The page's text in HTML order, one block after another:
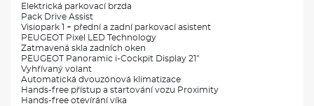
Elektrická parkovací brzda
Pack Drive Assist
Visiopark 1 + přední a zadní parkovací asistent
PEUGEOT Pixel LED Technology
Zatmavená skla zadních oken
PEUGEOT Panoramic i-Cockpit Display 21"
Vyhřívaný volant
Automatická dvouzónová klimatizace
Hands-free přístup a startování vozu Proximity
Hands-free otevírání víka